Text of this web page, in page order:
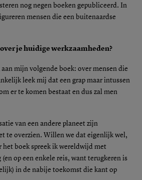
nog negen boeken gepubliceerd. In
mensen die een buitenaardse
je huidige werkzaamheden?
mijn volgende boek: over mensen die
leek mij dat een grap maar intussen
er te komen bestaat en dus zal men
van een andere planeet zijn
te overzien. Willen we dat eigenlijk wel,
het boek spreek ik wereldwijd met
op een enkele reis, want terugkeren is
in de nabije toekomst die kant op